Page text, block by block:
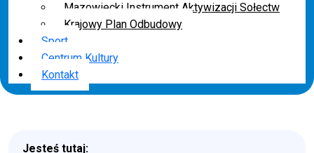
Mazowiecki Instrument Aktywizacji Sołectw
Krajowy Plan Odbudowy
Sport
Centrum Kultury
Kontakt
Jesteś tutaj: